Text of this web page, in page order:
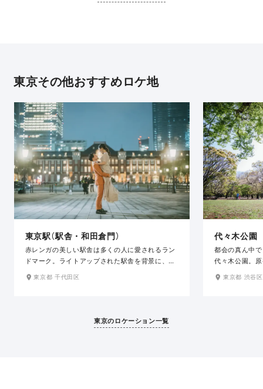
東京その他おすすめロケ地
東京駅（駅舎・和田倉門）
赤レンガの美しい駅舎は多くの人に愛されるラン
ドマーク。ライトアップされた駅舎を背景に、幻
想的でロマンチックな写真が残せるナイトフォト
図まで、東京の今と歴史を感じるこの場所らしい
特別な写真が残せます。
東京都 千代田区
代々木公園
都会の真ん中
代々木公園。
集まる場所で
東京都 渋谷区
東京のロケーション一覧